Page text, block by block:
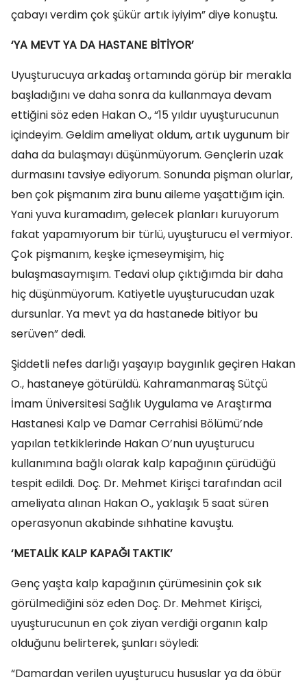
çabayı verdim çok şükür artık iyiyim” diye konuştu.
‘YA MEVT YA DA HASTANE BİTİYOR’
Uyuşturucuya arkadaş ortamında görüp bir merakla
başladığını ve daha sonra da kullanmaya devam
ettiğini söz eden Hakan O., “15 yıldır uyuşturucunun
içindeyim. Geldim ameliyat oldum, artık uygunum bir
daha da bulaşmayı düşünmüyorum. Gençlerin uzak
durmasını tavsiye ediyorum. Sonunda pişman olurlar,
ben çok pişmanım zira bunu aileme yaşattığım için.
Yani yuva kuramadım, gelecek planları kuruyorum
fakat yapamıyorum bir türlü, uyuşturucu el vermiyor.
Çok pişmanım, keşke içmeseymişim, hiç
bulaşmasaymışım. Tedavi olup çıktığımda bir daha
hiç düşünmüyorum. Katiyetle uyuşturucudan uzak
dursunlar. Ya mevt ya da hastanede bitiyor bu
serüven” dedi.
Şiddetli nefes darlığı yaşayıp baygınlık geçiren Hakan
O., hastaneye götürüldü. Kahramanmaraş Sütçü
İmam Üniversitesi Sağlık Uygulama ve Araştırma
Hastanesi Kalp ve Damar Cerrahisi Bölümü’nde
yapılan tetkiklerinde Hakan O’nun uyuşturucu
kullanımına bağlı olarak kalp kapağının çürüdüğü
tespit edildi. Doç. Dr. Mehmet Kirişci tarafından acil
ameliyata alınan Hakan O., yaklaşık 5 saat süren
operasyonun akabinde sıhhatine kavuştu.
‘METALİK KALP KAPAĞI TAKTIK’
Genç yaşta kalp kapağının çürümesinin çok sık
görülmediğini söz eden Doç. Dr. Mehmet Kirişci,
uyuşturucunun en çok ziyan verdiği organın kalp
olduğunu belirterek, şunları söyledi:
“Damardan verilen uyuşturucu hususlar ya da öbür